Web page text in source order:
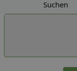
Suchen